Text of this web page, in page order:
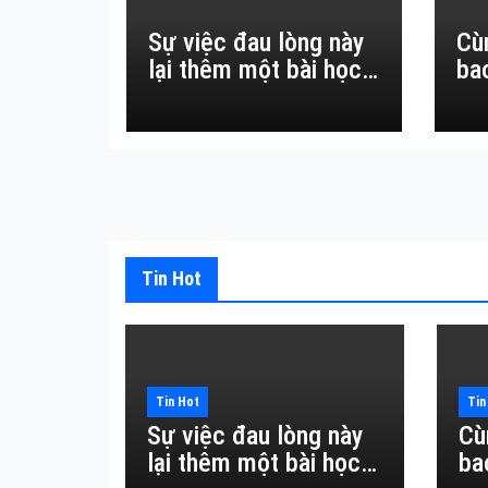
Sự việc đau lòng này
lại thêm một bài học
thường.
Tin Hot
Tin Hot
Sự việc đau lòng này
lại thêm một bài học